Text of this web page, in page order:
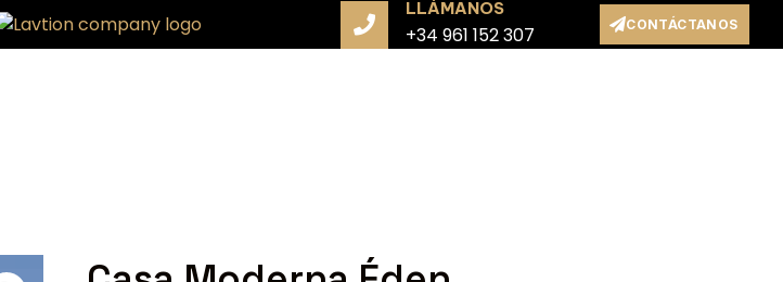
LLÁMANOS
+34 961 152 307 CONTÁCTANOS